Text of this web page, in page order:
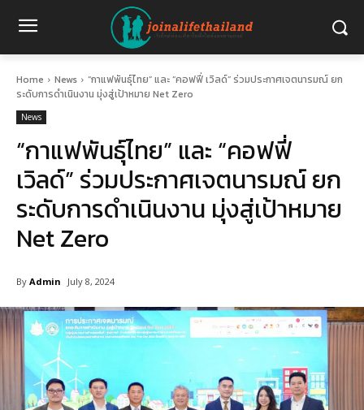
Home News
“กาแฟพันธุ์ไทย” และ “คอฟฟี่ เวิลด์” ร่วมประกาศเจตนารมณ์ ยก
ระดับการดำเนินงาน มุ่งสู่เป้าหมาย Net Zero
News
“กาแฟพันธุ์ไทย” และ “คอฟฟี่
เวิลด์” ร่วมประกาศเจตนารมณ์ ยก
ระดับการดำเนินงาน มุ่งสู่เป้าหมาย
Net Zero
By Admin July 8, 2024